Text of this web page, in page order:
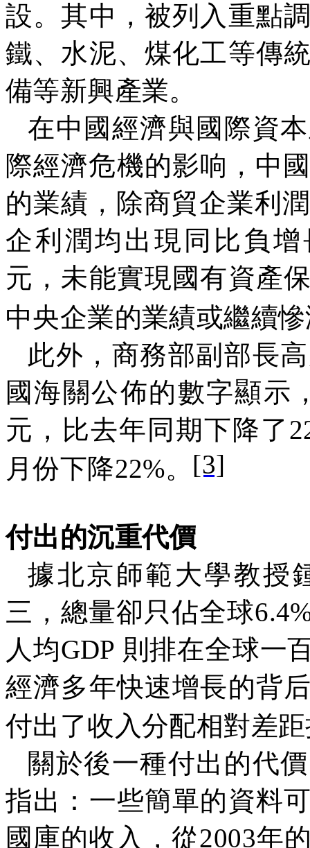
設。其中，被列入重點
鐵、水泥、煤化工等傳
備等新興產業。
在中國經濟與國際資
際經濟危機的影响，中
的業績，除商貿企業利
企利潤均出現同比負
元，未能實現國有資產
中央企業的業績或繼續
此外，商務部副部長
國海關公佈的數字顯示
元，比去年同期下降了
月份下降22%。 [3]
付出的沉重代價
據北京師範大學教授
三，總量卻只佔全球
人均GDP 則排在全球一
經濟多年快速增長的背
付出了收入分配相對差
關於後一種付出的代
指出：一些簡單的資料
國庫的收入，從2003年